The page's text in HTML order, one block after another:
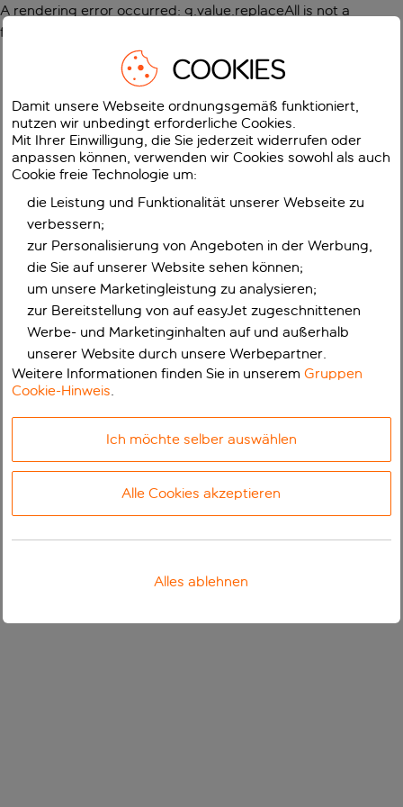
A rendering error occurred: g.value.replaceAll is not a
function
COOKIES
Damit unsere Webseite ordnungsgemäß funktioniert,
nutzen wir unbedingt erforderliche Cookies.
Mit Ihrer Einwilligung, die Sie jederzeit widerrufen oder
anpassen können, verwenden wir Cookies sowohl als auch
Cookie freie Technologie um:
die Leistung und Funktionalität unserer Webseite zu
verbessern;
zur Personalisierung von Angeboten in der Werbung,
die Sie auf unserer Website sehen können;
um unsere Marketingleistung zu analysieren;
zur Bereitstellung von auf easyJet zugeschnittenen
Werbe- und Marketinginhalten auf und außerhalb
unserer Website durch unsere Werbepartner.
Weitere Informationen finden Sie in unseremGruppen
Cookie-Hinweis.
Ich möchte selber auswählen
Alle Cookies akzeptieren
Alles ablehnen